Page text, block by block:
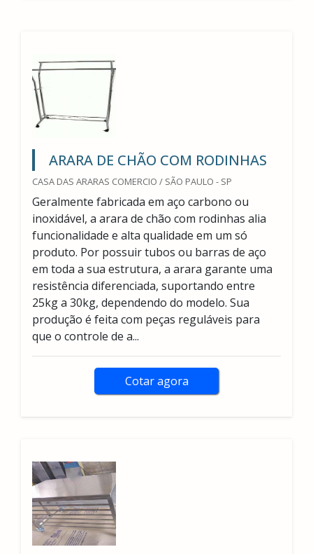
ARARA DE CHÃO COM RODINHAS
CASA DAS ARARAS COMERCIO / SÃO PAULO - SP
Geralmente fabricada em aço carbono ou
inoxidável, a arara de chão com rodinhas alia
funcionalidade e alta qualidade em um só
produto. Por possuir tubos ou barras de aço
em toda a sua estrutura, a arara garante uma
resistência diferenciada, suportando entre
25kg a 30kg, dependendo do modelo. Sua
produção é feita com peças reguláveis para
que o controle de a...
Cotar agora